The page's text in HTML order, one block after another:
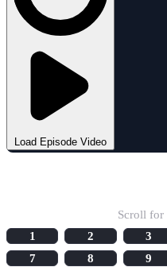
Load Episode Video
Scroll for
1
2 3
7
8 9